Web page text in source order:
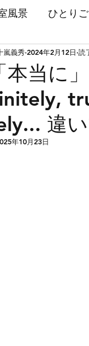
風景 ひとり
ール関係 新
新潟 オンライ
英語 小学生
本当に
違
嵐義秀 2024年2月12日 読
年10月23日